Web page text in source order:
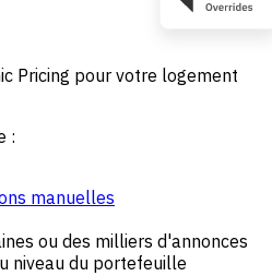
Pricing pour votre logement
:
manuelles
ou des milliers d'annonces
niveau du portefeuille